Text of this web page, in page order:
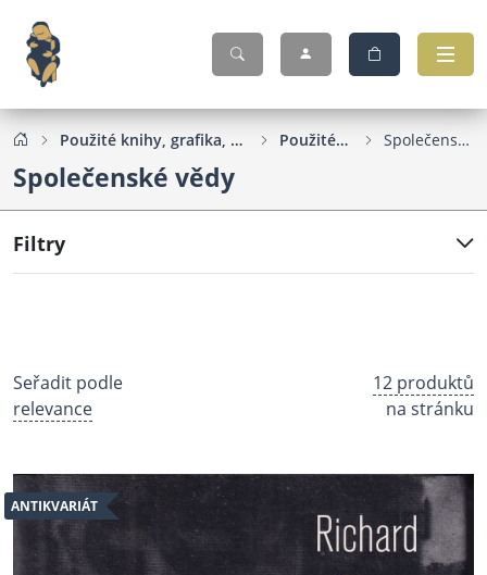
Použité knihy, grafika, pohlednice... Použité knihy Společenské vědy
Společenské vědy
Filtry
Seřadit podle
relevance
12 produktů
na stránku
ANTIKVARIÁT